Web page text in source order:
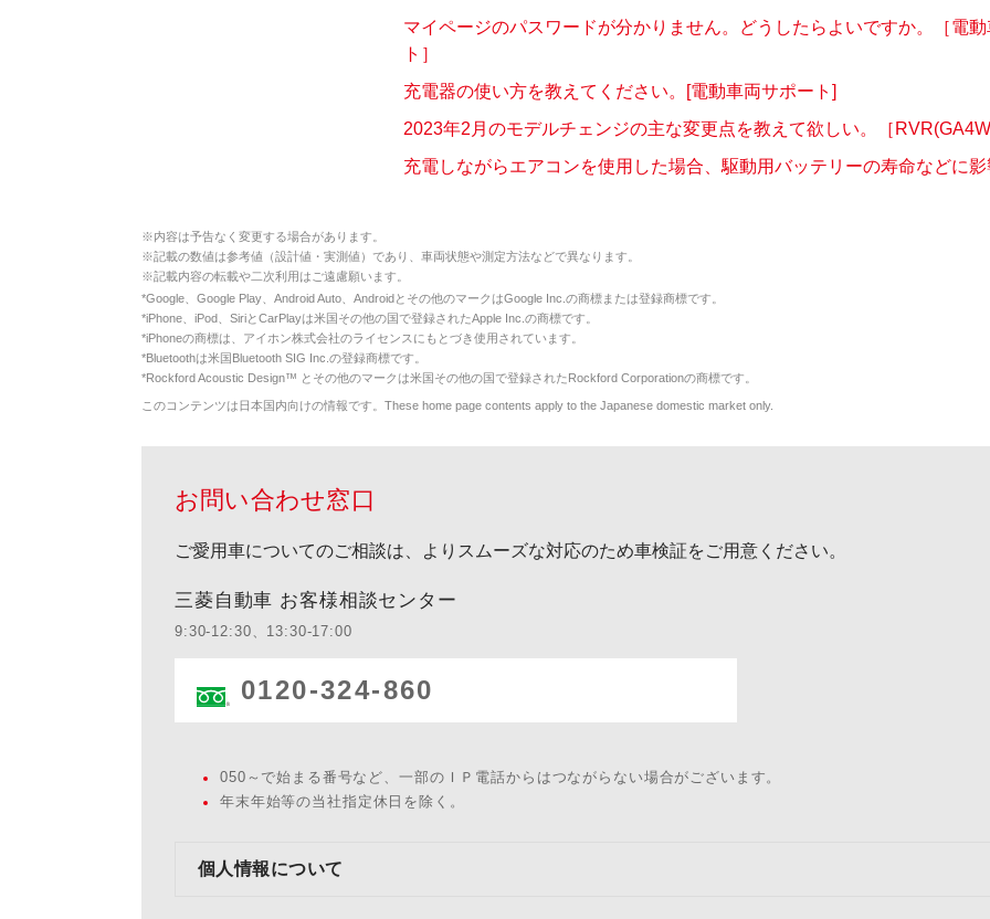
マイページのパスワードが分かりません。どうしたらよいですか。［電
ト］
充電器の使い方を教えてください。[電動車両サポート]
2023年2月のモデルチェンジの主な変更点を教えて欲しい。［
充電しながらエアコンを使用した場合、駆動用バッテリーの寿命などに影
※内容は予告なく変更する場合があります。
※記載の数値は参考値（設計値・実測値）であり、車両状態や測定方法などで異なります。
※記載内容の転載や二次利用はご遠慮願います。
*Google、Google Play、Android Auto、Androidとその他のマークはGoogle Inc.の商標または登録商標です。
*iPhone、iPod、SiriとCarPlayは米国その他の国で登録されたApple Inc.の商標です。
*iPhoneの商標は、アイホン株式会社のライセンスにもとづき使用されています。
*Bluetoothは米国Bluetooth SIG Inc.の登録商標です。
*Rockford Acoustic Design™ とその他のマークは米国その他の国で登録されたRockford Corporationの商標です。
このコンテンツは日本国内向けの情報です。These home page contents apply to the Japanese domestic market only.
お問い合わせ窓口
ご愛用車についてのご相談は、よりスムーズな対応のため車検証をご用意ください。
三菱自動車 お客様相談センター
9:30-12:30、13:30-17:00
0120-324-860
050～で始まる番号など、一部のＩＰ電話からはつながらない場合がございます。
年末年始等の当社指定休日を除く。
個人情報について